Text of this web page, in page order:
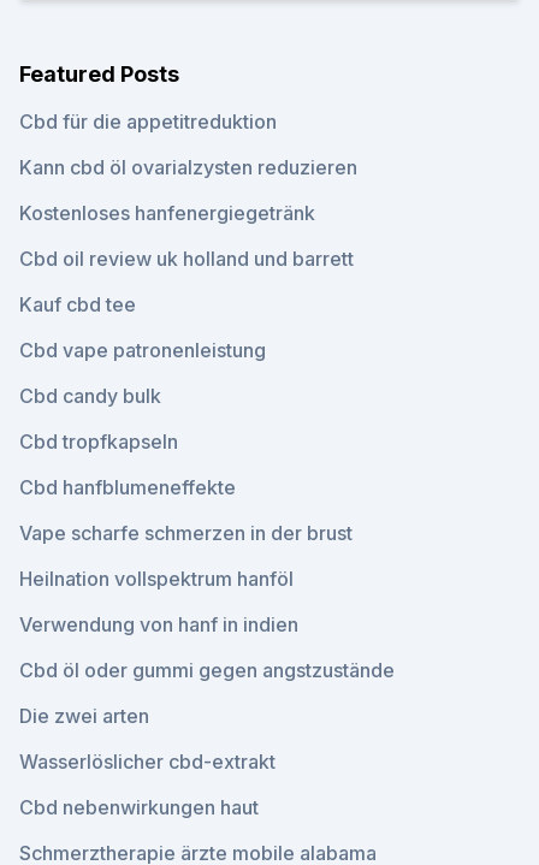
Featured Posts
Cbd für die appetitreduktion
Kann cbd öl ovarialzysten reduzieren
Kostenloses hanfenergiegetränk
Cbd oil review uk holland und barrett
Kauf cbd tee
Cbd vape patronenleistung
Cbd candy bulk
Cbd tropfkapseln
Cbd hanfblumeneffekte
Vape scharfe schmerzen in der brust
Heilnation vollspektrum hanföl
Verwendung von hanf in indien
Cbd öl oder gummi gegen angstzustände
Die zwei arten
Wasserlöslicher cbd-extrakt
Cbd nebenwirkungen haut
Schmerztherapie ärzte mobile alabama